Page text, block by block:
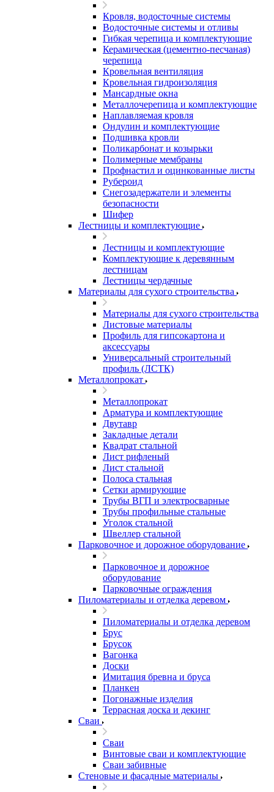
Кровля, водосточные системы
Водосточные системы и отливы
Гибкая черепица и комплектующие
Керамическая (цементно-песчаная)
черепица
Кровельная вентиляция
Кровельная гидроизоляция
Мансардные окна
Металлочерепица и комплектующие
Наплавляемая кровля
Ондулин и комплектующие
Подшивка кровли
Поликарбонат и козырьки
Полимерные мембраны
Профнастил и оцинкованные листы
Рубероид
Снегозадержатели и элементы
безопасности
Шифер
Лестницы и комплектующие
Лестницы и комплектующие
Комплектующие к деревянным
лестницам
Лестницы чердачные
Материалы для сухого строительства
Материалы для сухого строительства
Листовые материалы
Профиль для гипсокартона и
аксессуары
Универсальный строительный
профиль (ЛСТК)
Металлопрокат
Металлопрокат
Арматура и комплектующие
Двутавр
Закладные детали
Квадрат стальной
Лист рифленый
Лист стальной
Полоса стальная
Сетки армирующие
Трубы ВГП и электросварные
Трубы профильные стальные
Уголок стальной
Швеллер стальной
Парковочное и дорожное оборудование
Парковочное и дорожное
оборудование
Парковочные ограждения
Пиломатериалы и отделка деревом
Пиломатериалы и отделка деревом
Брус
Брусок
Вагонка
Доски
Имитация бревна и бруса
Планкен
Погонажные изделия
Террасная доска и декинг
Сваи
Сваи
Винтовые сваи и комплектующие
Сваи забивные
Стеновые и фасадные материалы